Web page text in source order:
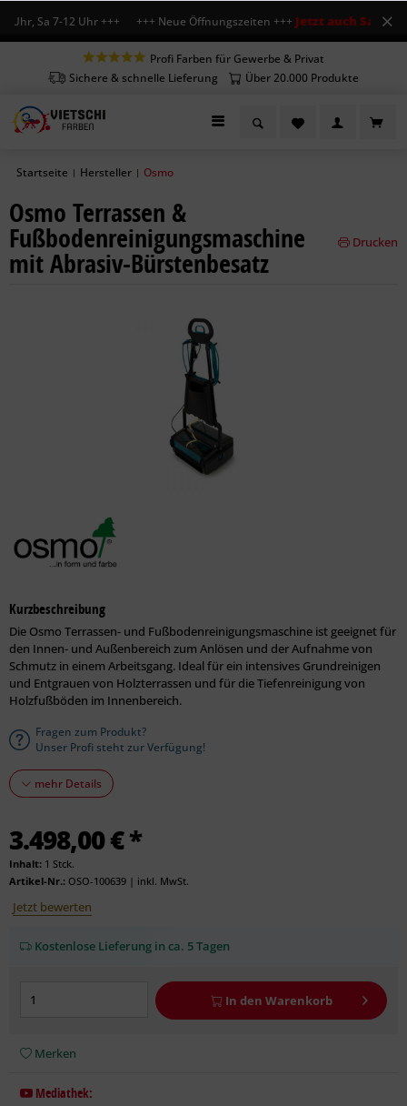
Uhr, Sa 7-12 Uhr +++ +++ Neue Öffnungszeiten +++Jetzt auch Sa
Profi Farben für Gewerbe & Privat
Sichere & schnelle Lieferung
Über 20.000 Produkte
Startseite | Hersteller | Osmo
Osmo Terrassen &
Fußbodenreinigungsmaschine
mit Abrasiv-Bürstenbesatz
Drucken
Kurzbeschreibung
Die Osmo Terrassen- und Fußbodenreinigungsmaschine ist geeignet für
den Innen- und Außenbereich zum Anlösen und der Aufnahme von
Schmutz in einem Arbeitsgang. Ideal für ein intensives Grundreinigen
und Entgrauen von Holzterrassen und für die Tiefenreinigung von
Holzfußböden im Innenbereich.
Fragen zum Produkt?
Unser Profi steht zur Verfügung!
mehr Details
3.498,00 € *
Inhalt: 1 Stck.
Artikel-Nr.: OSO-100639 | inkl. MwSt.
Jetzt bewerten
Kostenlose Lieferung in ca. 5 Tagen
In den Warenkorb
Merken
Mediathek: